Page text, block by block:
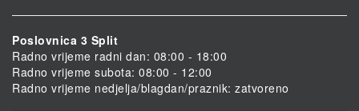
Poslovnica 3 Split
Radno vrijeme radni dan: 08:00 - 18:00
Radno vrijeme subota: 08:00 - 12:00
Radno vrijeme nedjelja/blagdan/praznik: zatvoreno